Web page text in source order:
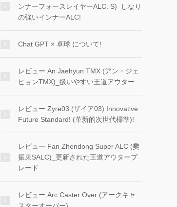
ンナーフォースレイヤーALC. S)_しなり
の強いインナーALC!
Chat GPT × 卓球 について!
レビュー An Jaehyun TMX (アン・ジェ
ヒョンTMX)_扱いやすい王道アウター
レビュー Zyre03 (ザイア03) Innovative
Future Standard! (革新的次世代標準)!
レビュー Fan Zhendong Super ALC (樊
振東SALC)_更新された王道アウターブ
レード
レビュー Arc Caster Over (アークキャ